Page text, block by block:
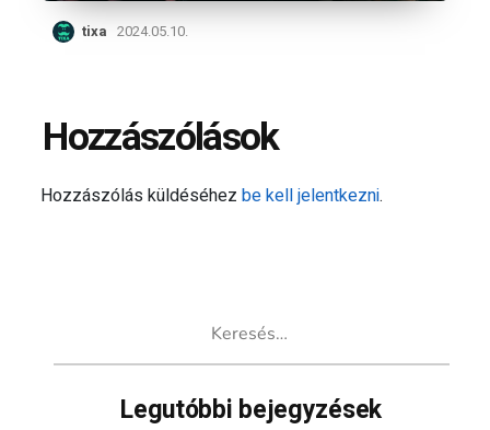
tixa 2024.05.10.
Hozzászólások
Hozzászólás küldéséhezbe kell jelentkezni.
Legutóbbi bejegyzések